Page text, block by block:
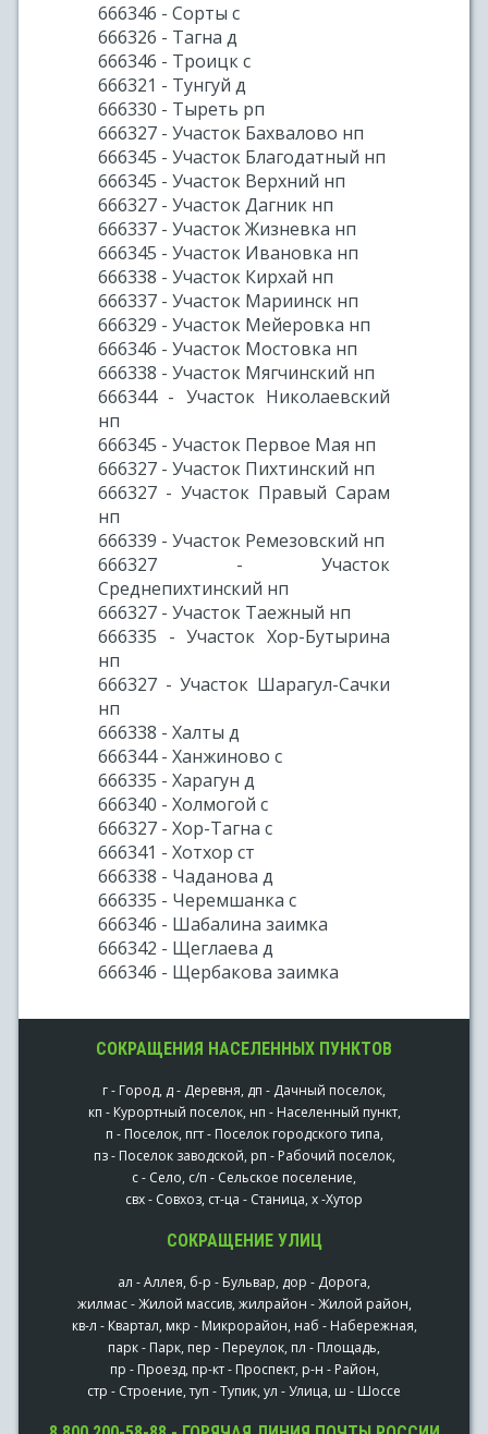
666346 - Сорты с
666326 - Тагна д
666346 - Троицк с
666321 - Тунгуй д
666330 - Тыреть рп
666327 - Участок Бахвалово нп
666345 - Участок Благодатный нп
666345 - Участок Верхний нп
666327 - Участок Дагник нп
666337 - Участок Жизневка нп
666345 - Участок Ивановка нп
666338 - Участок Кирхай нп
666337 - Участок Мариинск нп
666329 - Участок Мейеровка нп
666346 - Участок Мостовка нп
666338 - Участок Мягчинский нп
666344 - Участок Николаевский
нп
666345 - Участок Первое Мая нп
666327 - Участок Пихтинский нп
666327 - Участок Правый Сарам
нп
666339 - Участок Ремезовский нп
666327 - Участок
Среднепихтинский нп
666327 - Участок Таежный нп
666335 - Участок Хор-Бутырина
нп
666327 - Участок Шарагул-Сачки
нп
666338 - Халты д
666344 - Ханжиново с
666335 - Харагун д
666340 - Холмогой с
666327 - Хор-Тагна с
666341 - Хотхор ст
666338 - Чаданова д
666335 - Черемшанка с
666346 - Шабалина заимка
666342 - Щеглаева д
666346 - Щербакова заимка
СОКРАЩЕНИЯ НАСЕЛЕННЫХ ПУНКТОВ
г - Город, д - Деревня, дп - Дачный поселок,
кп - Курортный поселок, нп - Населенный пункт,
п - Поселок, пгт - Поселок городского типа,
пз - Поселок заводской, рп - Рабочий поселок,
с - Село, с/п - Сельское поселение,
свх - Совхоз, ст-ца - Станица, х -Хутор
СОКРАЩЕНИЕ УЛИЦ
ал - Аллея, б-р - Бульвар, дор - Дорога,
жилмас - Жилой массив, жилрайон - Жилой район,
кв-л - Квартал, мкр - Микрорайон, наб - Набережная,
парк - Парк, пер - Переулок, пл - Площадь,
пр - Проезд, пр-кт - Проспект, р-н - Район,
стр - Строение, туп - Тупик, ул - Улица, ш - Шоссе